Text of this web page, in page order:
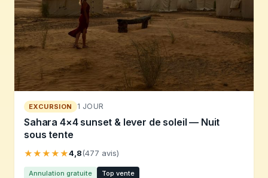
EXCURSION 1 JOUR
Sahara 4×4 sunset & lever de soleil — Nuit
sous tente
★★★★★4,8(477 avis)
Annulation gratuite Top vente